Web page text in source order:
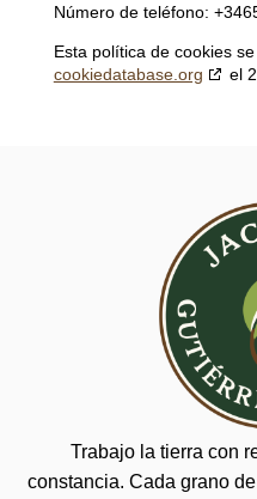
Número de teléfono:
Esta política de cookies
cookiedatabase.org
el
Trabajo la tierra con
constancia. Cada grano